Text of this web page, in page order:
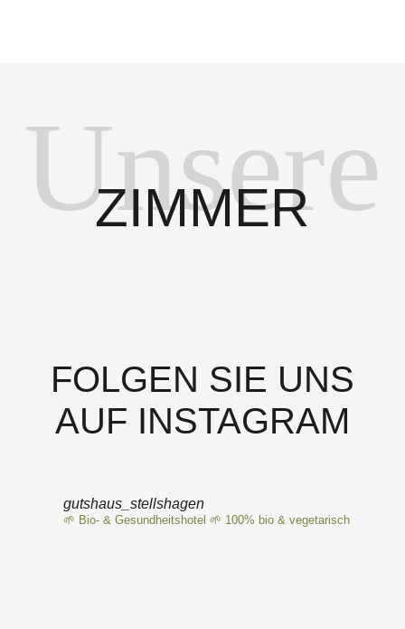
Unsere
ZIMMER
FOLGEN SIE UNS
AUF INSTAGRAM
gutshaus_stellshagen
🌱 Bio- & Gesundheitshotel 🌱 100% bio & vegetarisch